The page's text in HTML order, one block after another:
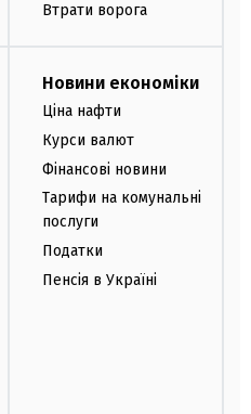
Втрати ворога
Новини економіки
Ціна нафти
Курси валют
Фінансові новини
Тарифи на комунальні
послуги
Податки
Пенсія в Україні